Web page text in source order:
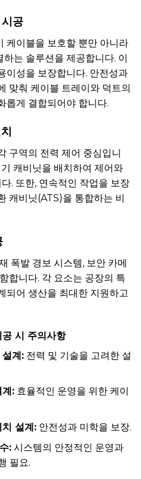
공
케이블을 보호할 뿐만 아니라
는 솔루션을 제공합니다. 이
이성을 보장합니다. 안전성과
맞춰 케이블 트레이와 덕트의
롭게 결합되어야 합니다.
구역의 전력 제어 중심입니
캐비닛을 배치하여 제어와
. 또한, 연속적인 작업을 보장
캐비닛(ATS)을 통합하는 비
폭발 경보 시스템, 보안 카메
합니다. 각 요소는 공장의 특
되어 생산을 최대한 지원하고
시 주의사항
계:전력 및 기술을 고려한 설
:효율적인 운영을 위한 케이
설계:안전성과 미학을 보장.
:시스템의 안정적인 운영과
필요.